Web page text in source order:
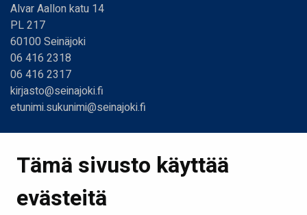
Tämä sivusto käyttää
evästeitä
Alvar Aallon katu 14
PL 217
60100 Seinäjoki
06 416 2318
06 416 2317
kirjasto@seinajoki.fi
etunimi.sukunimi@seinajoki.fi
Kirjastot ja aukioloajat